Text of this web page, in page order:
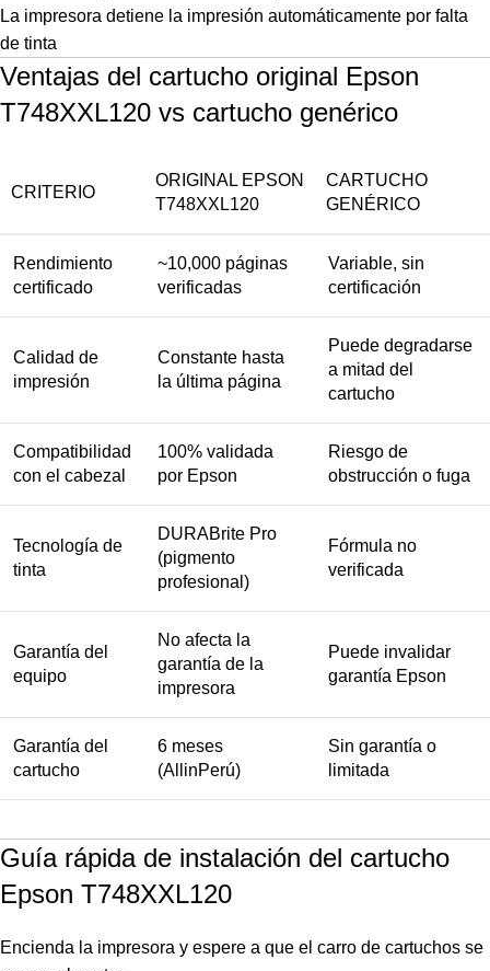
La impresora detiene la impresión automáticamente por falta
de tinta
Ventajas del cartucho original Epson
T748XXL120 vs cartucho genérico
CRITERIO
ORIGINAL EPSON
T748XXL120
CARTUCHO
GENÉRICO
Rendimiento
certificado
~10,000 páginas
verificadas
Variable, sin
certificación
Calidad de
impresión
Constante hasta
la última página
Puede degradarse
a mitad del
cartucho
Compatibilidad
con el cabezal
100% validada
por Epson
Riesgo de
obstrucción o fuga
Tecnología de
tinta
DURABrite Pro
(pigmento
profesional)
Fórmula no
verificada
Garantía del
equipo
No afecta la
garantía de la
impresora
Puede invalidar
garantía Epson
Garantía del
cartucho
6 meses
(AllinPerú)
Sin garantía o
limitada
Guía rápida de instalación del cartucho
Epson T748XXL120
Encienda la impresora y espere a que el carro de cartuchos se